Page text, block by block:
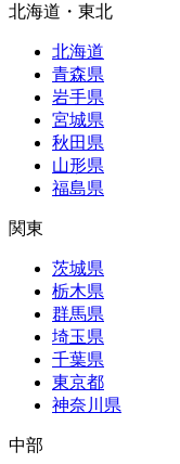
北海道・東北
北海道
青森県
岩手県
宮城県
秋田県
山形県
福島県
関東
茨城県
栃木県
群馬県
埼玉県
千葉県
東京都
神奈川県
中部